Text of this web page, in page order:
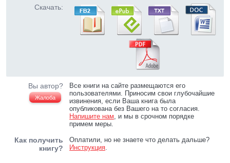
Скачать:
Вы автор?
Жалоба
Все книги на сайте размещаются его
пользователями. Приносим свои глубочайшие
извинения, если Ваша книга была
опубликована без Вашего на то согласия.
Напишите нам, и мы в срочном порядке
примем меры.
Как получить
книгу?
Оплатили, но не знаете что делать дальше?
Инструкция.